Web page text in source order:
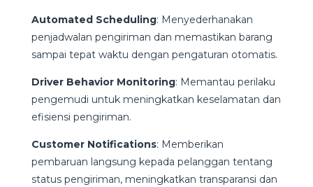
Automated Scheduling: Menyederhanakan
penjadwalan pengiriman dan memastikan barang
sampai tepat waktu dengan pengaturan otomatis.
Driver Behavior Monitoring: Memantau perilaku
pengemudi untuk meningkatkan keselamatan dan
efisiensi pengiriman.
Customer Notifications: Memberikan
pembaruan langsung kepada pelanggan tentang
status pengiriman, meningkatkan transparansi dan